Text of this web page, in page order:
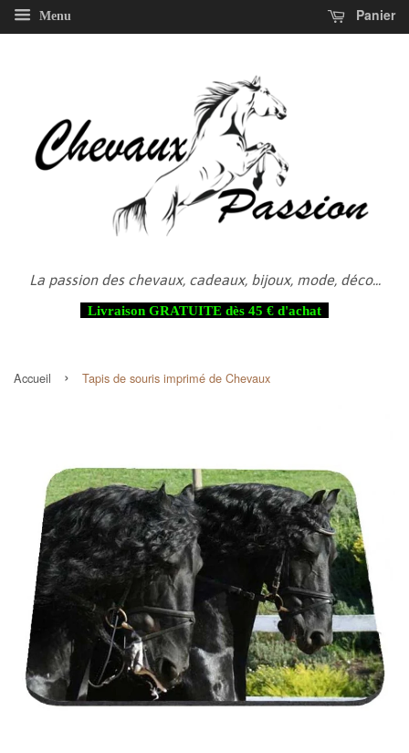
Menu Panier
La passion des chevaux, cadeaux, bijoux, mode, déco...
Livraison GRATUITE dès 45 € d'achat
Accueil › Tapis de souris imprimé de Chevaux